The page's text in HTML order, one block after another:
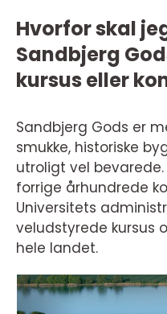
Hvorfor skal
Sandbjerg
kursus eller
Sandbjerg Gods er
smukke, historiske
utroligt vel
forrige århundrede
Universitets
veludstyrede kursus
hele landet.